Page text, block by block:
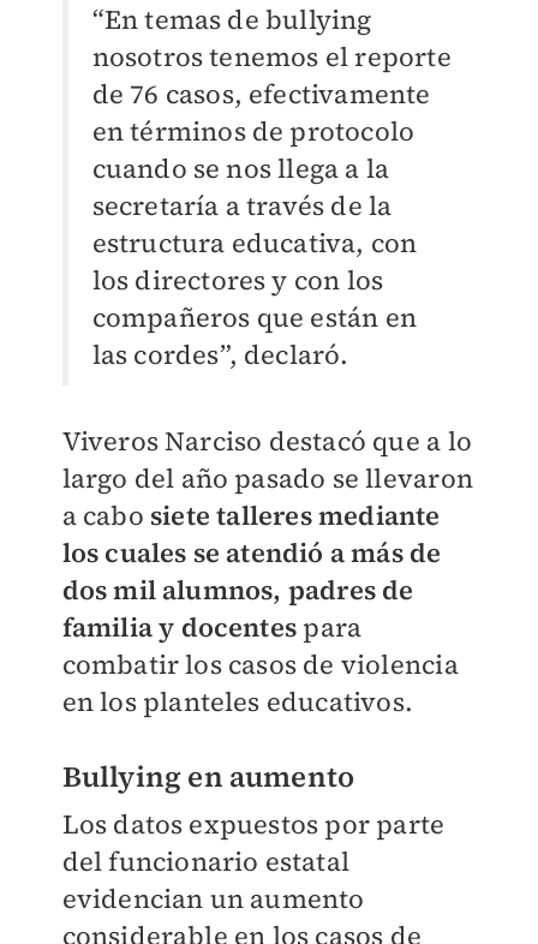
“En temas de bullying
nosotros tenemos el reporte
de 76 casos, efectivamente
en términos de protocolo
cuando se nos llega a la
secretaría a través de la
estructura educativa, con
los directores y con los
compañeros que están en
las cordes”, declaró.
Viveros Narciso destacó que a lo
largo del año pasado se llevaron
a cabo siete talleres mediante
los cuales se atendió a más de
dos mil alumnos, padres de
familia y docentes para
combatir los casos de violencia
en los planteles educativos.
Bullying en aumento
Los datos expuestos por parte
del funcionario estatal
evidencian un aumento
considerable en los casos de